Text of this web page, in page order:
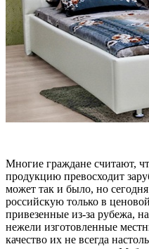
Многие граждане считают,
продукцию превосходит
может так и было, но
российскую только в
привезенные из-за рубежа,
нежели изготовленные
качество их не всегда